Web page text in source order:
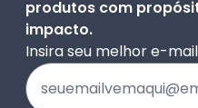
produtos com
impacto.
Insira seu melhor e-mail